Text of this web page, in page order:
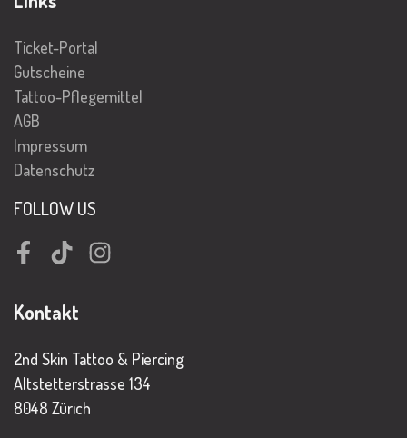
Ticket-Portal
Gutscheine
Tattoo-Pflegemittel
AGB
Impressum
Datenschutz
FOLLOW US
FacebookTikTokInstagram
Kontakt
2nd Skin Tattoo & Piercing
Altstetterstrasse 134
8048 Zürich